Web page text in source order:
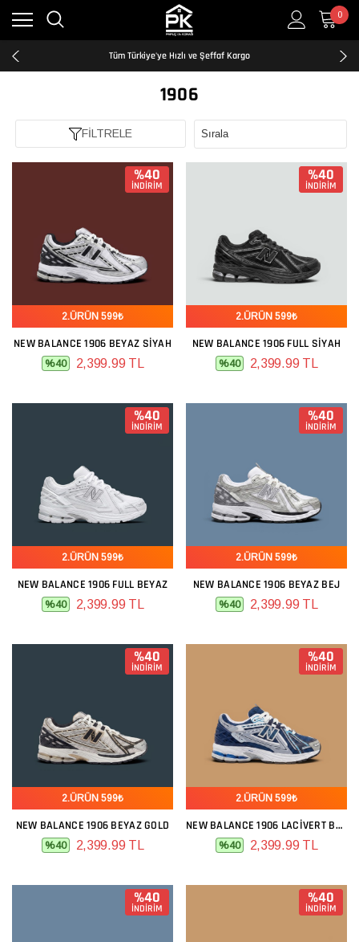
0
Kredi Kartına Taksit İmkanı
2500₺ ve Üzeri Ücretsiz Kargo
Tüm Türkiye'ye Hızlı ve Şeffaf Kargo
Kredi Kartına Taksit İmkanı
2500₺ ve Üzeri Ücretsiz Kargo
Tüm Türkiye'ye Hızlı ve Şeffaf Kargo
Kredi Kartına Taksit İmkanı
1906
FİLTRELE
%40
İNDİRİM
2.ÜRÜN 599₺
NEW BALANCE 1906 BEYAZ SIYAH
%40 2,399.99 TL
%40
İNDİRİM
2.ÜRÜN 599₺
NEW BALANCE 1906 FULL SIYAH
%40 2,399.99 TL
%40
İNDİRİM
2.ÜRÜN 599₺
NEW BALANCE 1906 FULL BEYAZ
%40 2,399.99 TL
%40
İNDİRİM
2.ÜRÜN 599₺
NEW BALANCE 1906 BEYAZ BEJ
%40 2,399.99 TL
%40
İNDİRİM
2.ÜRÜN 599₺
NEW BALANCE 1906 BEYAZ GOLD
%40 2,399.99 TL
%40
İNDİRİM
2.ÜRÜN 599₺
NEW BALANCE 1906 LACIVERT BEYAZ
%40 2,399.99 TL
%40
İNDİRİM
%40
İNDİRİM